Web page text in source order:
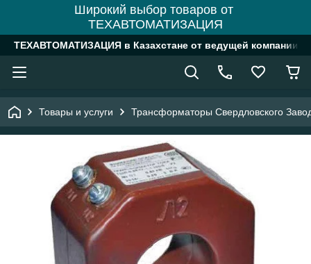
Широкий выбор товаров от
ТЕХАВТОМАТИЗАЦИЯ
ТЕХАВТОМАТИЗАЦИЯ в Казахстане от ведущей компании
Товары и услуги Трансформаторы Свердловского